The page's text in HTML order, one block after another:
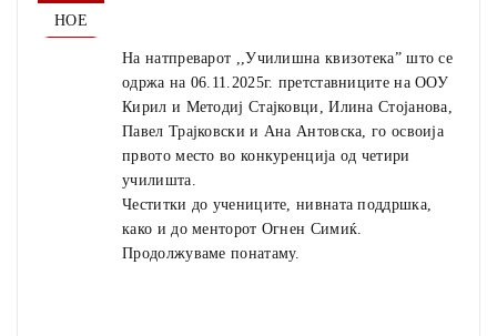
НОЕ
На натпреварот ,,Училишна квизотека” што се
одржа на 06.11.2025г. претставниците на ООУ
Кирил и Методиј Стајковци, Илина Стојанова,
Павел Трајковски и Ана Антовска, го освоија
првото место во конкуренција од четири
училишта.
Честитки до учениците, нивната поддршка,
како и до менторот Огнен Симиќ.
Продолжуваме понатаму.